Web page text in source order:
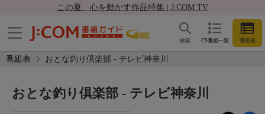
この夏、心を動かす作品特集 | J:COM TV
CS番組一覧 番組表
検索
番組表 おとな釣り倶楽部 - テレビ神奈川
おとな釣り倶楽部 - テレビ神奈川